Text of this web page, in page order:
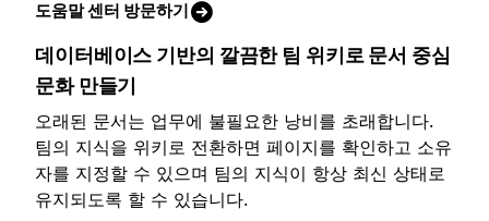
도움말 센터 방문하기
데이터베이스 기반의 깔끔한 팀 위키로 문서 중심
문화 만들기
오래된 문서는 업무에 불필요한 낭비를 초래합니다.
팀의 지식을 위키로 전환하면 페이지를 확인하고 소유
자를 지정할 수 있으며 팀의 지식이 항상 최신 상태로
유지되도록 할 수 있습니다.